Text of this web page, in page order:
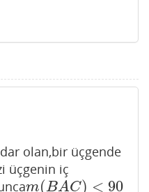
dar olan,bir üçgende
üçgenin iç
m(BAC) < 90
m(BAC)<90